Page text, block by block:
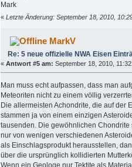
Mark
« Letzte Änderung: September 18, 2010,
MarkV
Re: 5 neue offizielle NWA Eisen
« Antwort #5 am: September 18, 2010,
Man muss echt aufpassen, dass man
Meteoriten nicht zu einem völlig
Die allermeisten Achondrite, die auf der
stammen ja von einem einzigen
tausenden. Die gewöhnlichen
nur von wenigen verschiedenen
als Einschlagsprodukt herausstellen,
über die ursprünglich kollidierten
Wenn ein Geologe nur Tektite als